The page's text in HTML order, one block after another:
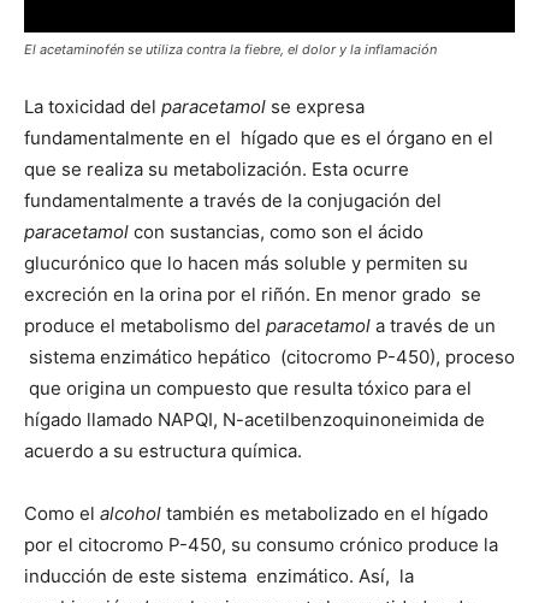
El acetaminofén se utiliza contra la fiebre, el dolor y la inflamación
La toxicidad del paracetamol se expresa
fundamentalmente en el hígado que es el órgano en el
que se realiza su metabolización. Esta ocurre
fundamentalmente a través de la conjugación del
paracetamol con sustancias, como son el ácido
glucurónico que lo hacen más soluble y permiten su
excreción en la orina por el riñón. En menor grado se
produce el metabolismo del paracetamol a través de un
sistema enzimático hepático (citocromo P-450), proceso
que origina un compuesto que resulta tóxico para el
hígado llamado NAPQI, N-acetilbenzoquinoneimida de
acuerdo a su estructura química.
Como el alcohol también es metabolizado en el hígado
por el citocromo P-450, su consumo crónico produce la
inducción de este sistema enzimático. Así, la